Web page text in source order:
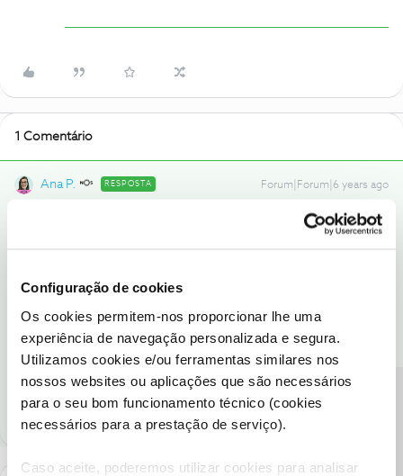
Configuração de cookies
Os cookies permitem-nos proporcionar lhe uma
experiência de navegação personalizada e segura.
Utilizamos cookies e/ou ferramentas similares nos
nossos websites ou aplicações que são necessários
para o seu bom funcionamento técnico (cookies
necessários para a prestação de serviço).
Caso aceite, poderemos utilizar cookies para analisar
1 Comentário
Ana P. RESPOSTA Forum|Forum|6 years ago
Ficamos aguardar o seu feedback.
Obrigada
como "Melhor Resposta" e faça "Like" nos melhores comentários.